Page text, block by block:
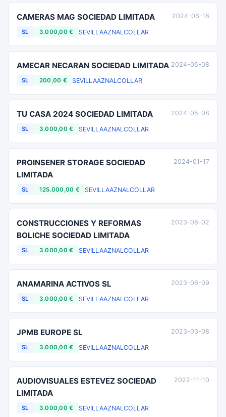
CAMERAS MAG SOCIEDAD LIMITADA
SL 3.000,00 € SEVILLAAZNALCOLLAR
2024-06-18
AMECAR NECARAN SOCIEDAD LIMITADA
SL 200,00 € SEVILLAAZNALCOLLAR
2024-05-08
TU CASA 2024 SOCIEDAD LIMITADA
SL 3.000,00 € SEVILLAAZNALCOLLAR
2024-05-08
PROINSENER STORAGE SOCIEDAD
LIMITADA
SL 125.000,00 € SEVILLAAZNALCOLLAR
2024-01-17
CONSTRUCCIONES Y REFORMAS
BOLICHE SOCIEDAD LIMITADA
SL 3.000,00 € SEVILLAAZNALCOLLAR
2023-08-02
ANAMARINA ACTIVOS SL
SL 3.000,00 € SEVILLAAZNALCOLLAR
2023-06-09
JPMB EUROPE SL
SL 3.000,00 € SEVILLAAZNALCOLLAR
2023-03-08
AUDIOVISUALES ESTEVEZ SOCIEDAD
LIMITADA
SL 3.000,00 € SEVILLAAZNALCOLLAR
2022-11-10